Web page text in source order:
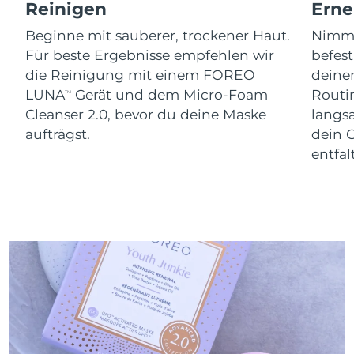
Reinigen
Beginne mit sauberer, trockener Haut.
Für beste Ergebnisse empfehlen wir
die Reinigung mit einem FOREO
LUNATM
Gerät und dem Micro-Foam
Cleanser 2.0, bevor du deine Maske
aufträgst.
dein
Slowakei
Erwartete Lieferung
Slowenien
Erwartete Lieferung
09/08/2026
Südafrika
Erwartete Lieferung
17/08/2026
Erwartete Lieferung
11/08/2026
Schweden
Erwartete Lieferung
Schweiz
Erwartete Lieferung
Taiwan
14/08/2026